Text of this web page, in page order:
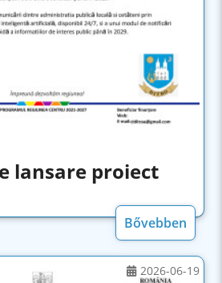
lansare proiect
Bővebben
2026-06-19